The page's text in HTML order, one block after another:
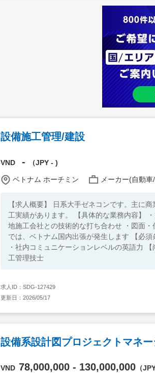
設備施工管理/建設
VND - （JPY - )
ベトナム ホーチミン メーカー(自動
【求人概要】 日系大手ゼネコンです。主に
工実績があります。 【具体的な業務内容】 ・空調・給排水・電気設備工事の施工管理 ・工程・品質・安全管理 ・現
地施工会社との技術的な打ち合わせ ・図面
では、ベトナム国内出張が発生します 【必須条件】 ・4年制大学卒業 ・衛生、空調、電気設備工事の施工管理経験
・社内コミュニケーションレベルの英語力 【尚可条件】 ・海外勤務経験 ・1級管工事施工管理技士 ・1級電気工事施
工管理技士
求人ID：SDG-127429
更新日：2026/05/17
設備系設計図プロジェクトマネ
VND 78,000,000 - 130,000,000 （